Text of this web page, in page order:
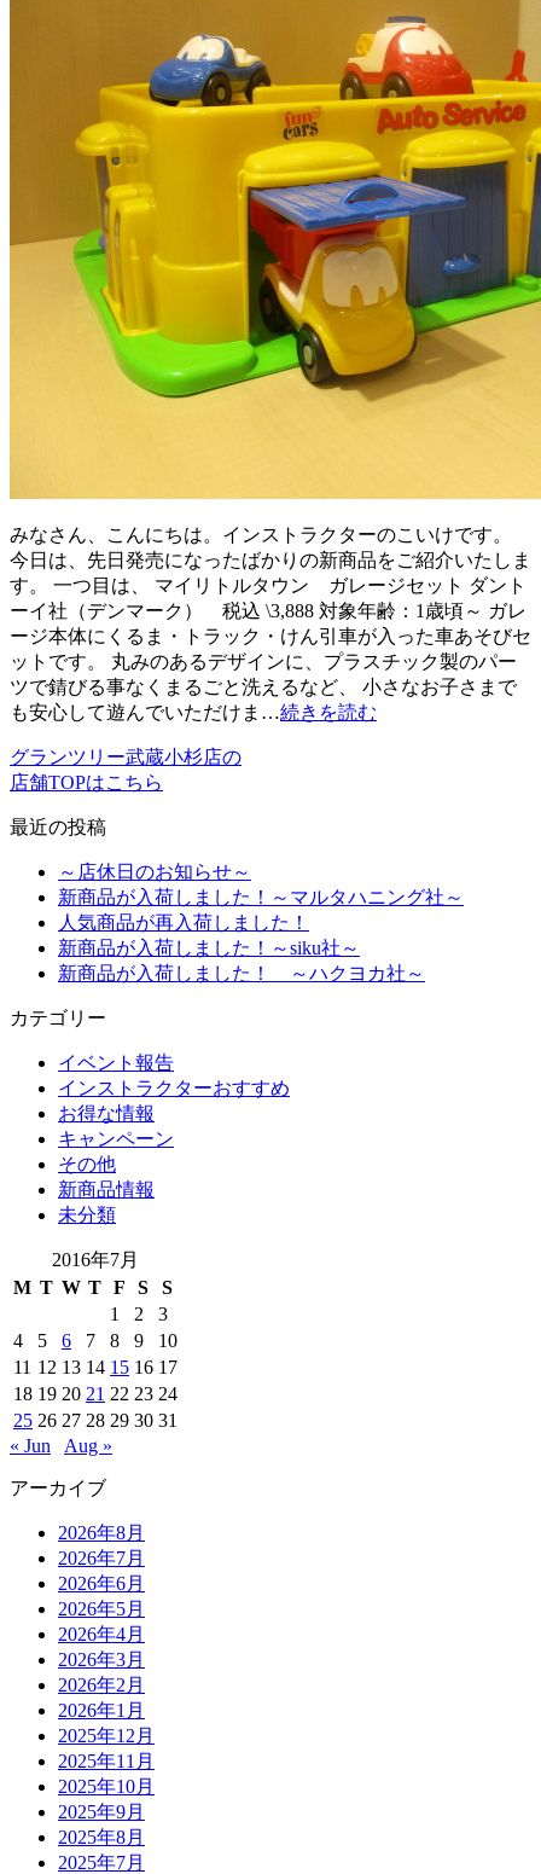
みなさん、こんにちは。インストラクターのこいけです。
今日は、先日発売になったばかりの新商品をご紹介いたしま
す。 一つ目は、 マイリトルタウン ガレージセット ダント
ーイ社（デンマーク） 税込 \3,888 対象年齢：1歳頃～ ガレ
ージ本体にくるま・トラック・けん引車が入った車あそびセ
ットです。 丸みのあるデザインに、プラスチック製のパー
ツで錆びる事なくまるごと洗えるなど、 小さなお子さまで
も安心して遊んでいただけま…続きを読む
グランツリー武蔵小杉店の
店舗TOPはこちら
最近の投稿
～店休日のお知らせ～
新商品が入荷しました！～マルタハニング社～
人気商品が再入荷しました！
新商品が入荷しました！～siku社～
新商品が入荷しました！ ～ハクヨカ社～
カテゴリー
イベント報告
インストラクターおすすめ
お得な情報
キャンペーン
その他
新商品情報
未分類
2016年7月
M T W T F S
S
1
2
3
4
5 6 7 8 9
10
11 12 13 14 15 16 17
18 19 20 21 22 23 24
25 26 27 28 29 30 31
« Jun
Aug »
アーカイブ
2026年8月
2026年7月
2026年6月
2026年5月
2026年4月
2026年3月
2026年2月
2026年1月
2025年12月
2025年11月
2025年10月
2025年9月
2025年8月
2025年7月